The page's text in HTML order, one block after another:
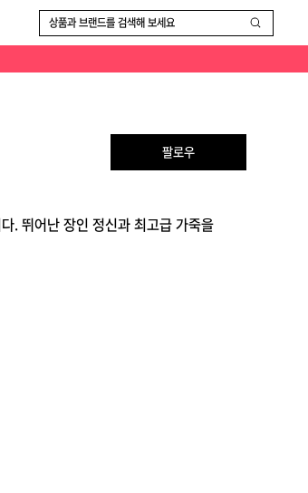
상품과 브랜드를 검색해 보세요
팔로우
. 뛰어난 장인 정신과 최고급 가죽을